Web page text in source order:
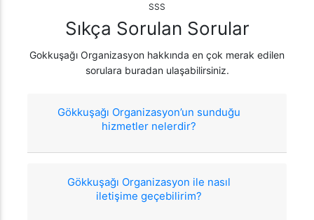
SSS
Sıkça Sorulan Sorular
Gokkuşağı Organizasyon hakkında en çok merak edilen
sorulara buradan ulaşabilirsiniz.
Gökkuşağı Organizasyon’un sunduğu
hizmetler nelerdir?
Gökkuşağı Organizasyon ile nasıl
iletişime geçebilirim?